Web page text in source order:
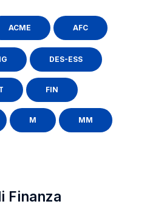
ACME AFC
DES-ESS
FIN
M MM
Finanza